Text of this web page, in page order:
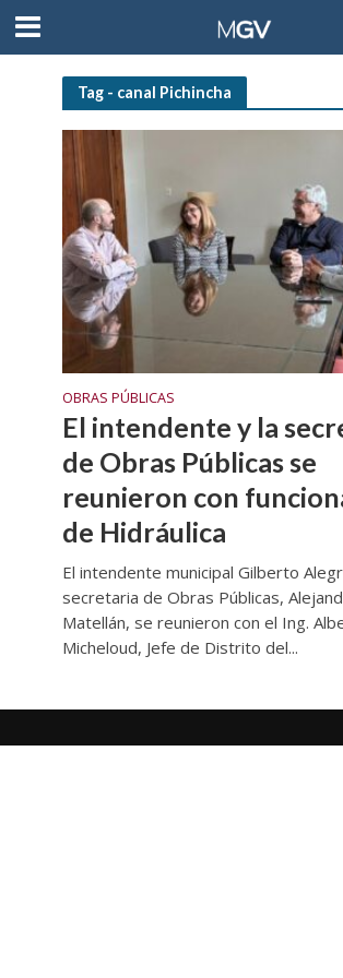
Tag - canal Pichincha
OBRAS PÚBLICAS
El intendente y la
de Obras Públicas se
reunieron con
de Hidráulica
El intendente municipal Gilberto
secretaria de Obras Públicas,
Matellán, se reunieron con el Ing.
Micheloud, Jefe de Distrito del...